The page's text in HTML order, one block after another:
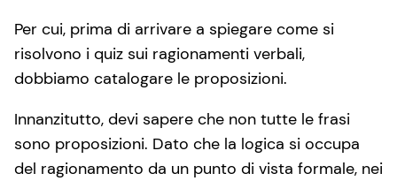
Per cui, prima di arrivare a spiegare come si
risolvono i quiz sui ragionamenti verbali,
dobbiamo catalogare le proposizioni.
Innanzitutto, devi sapere che non tutte le frasi
sono proposizioni. Dato che la logica si occupa
del ragionamento da un punto di vista formale, nei